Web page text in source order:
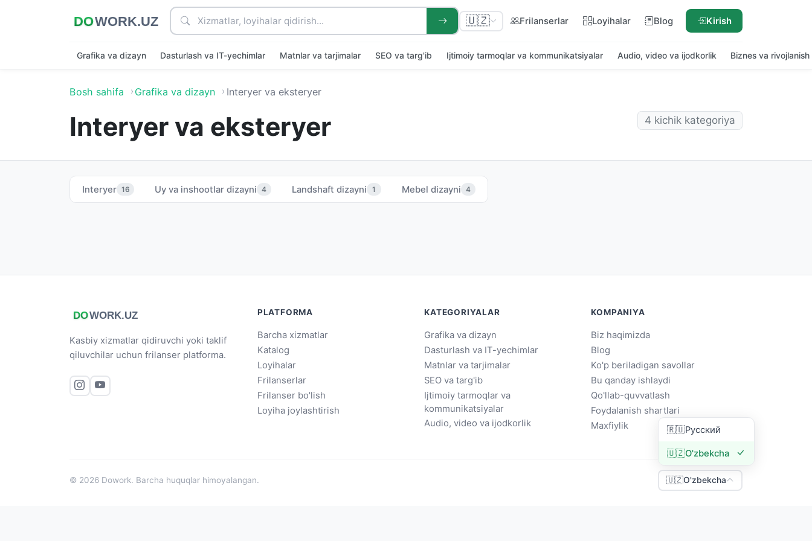
🇺🇿 Frilanserlar Loyihalar Blog Kirish
Grafika va dizayn Dasturlash va IT-yechimlar Matnlar va tarjimalar SEO va targ'ib Ijtimoiy tarmoqlar va kommunikatsiyalar Audio, video va ijodkorlik Biznes va rivojlanish
Bosh sahifa Grafika va dizayn Interyer va eksteryer
Interyer va eksteryer 4 kichik kategoriya
Interyer 16 Uy va inshootlar dizayni 4 Landshaft dizayni 1 Mebel dizayni 4
Kasbiy xizmatlar qidiruvchi yoki taklif
qiluvchilar uchun frilanser platforma.
PLATFORMA
Barcha xizmatlar
Katalog
Loyihalar
Frilanserlar
Frilanser bo'lish
Loyiha joylashtirish
KATEGORIYALAR
Grafika va dizayn
Dasturlash va IT-yechimlar
Matnlar va tarjimalar
SEO va targ'ib
Ijtimoiy tarmoqlar va
kommunikatsiyalar
Audio, video va ijodkorlik
KOMPANIYA
Biz haqimizda
Blog
Ko'p beriladigan savollar
Bu qanday ishlaydi
Qo'llab-quvvatlash
Foydalanish shartlari
Maxfiylik
© 2026 Dowork. Barcha huquqlar himoyalangan. 🇺🇿O'zbekcha
🇷🇺Русский
🇺🇿O'zbekcha